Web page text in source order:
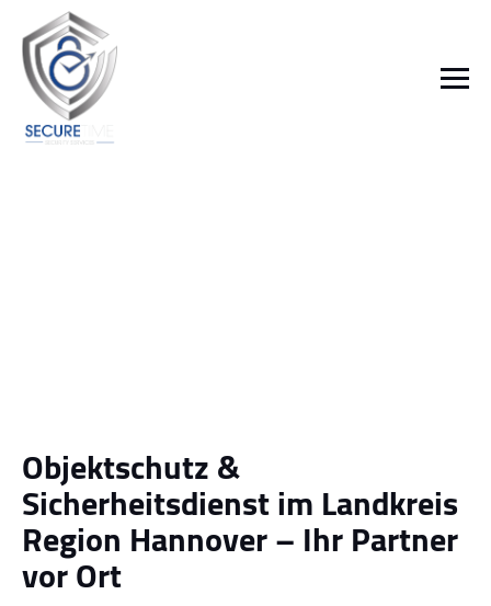
Objektschutz &
Sicherheitsdienst im Landkreis
Region Hannover – Ihr Partner
vor Ort